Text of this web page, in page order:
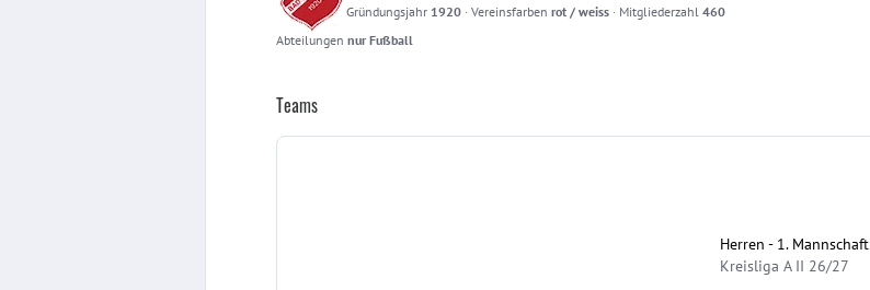
Gründungsjahr 1920 · Vereinsfarben rot / weiss · Mitgliederzahl 460
Abteilungen nur Fußball
Teams
Herren - 1. Mannschaft
Kreisliga A II 26/27